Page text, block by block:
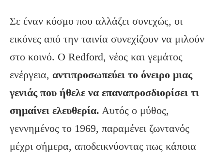
Σε έναν κόσμο που αλλάζει συνεχώς, οι
εικόνες από την ταινία συνεχίζουν να μιλούν
στο κοινό. Ο Redford, νέος και γεμάτος
ενέργεια, αντιπροσωπεύει το όνειρο μιας
γενιάς που ήθελε να επαναπροσδιορίσει τι
σημαίνει ελευθερία. Αυτός ο μύθος,
γεννημένος το 1969, παραμένει ζωντανός
μέχρι σήμερα, αποδεικνύοντας πως κάποια